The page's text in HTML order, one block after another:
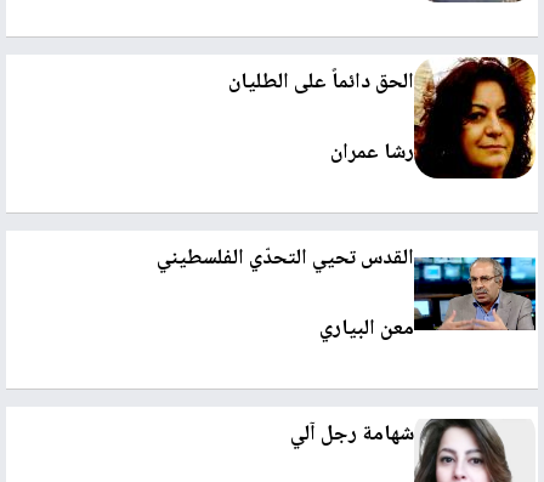
الحق دائماً على الطليان
رشا عمران
القدس تحيي التحدّي الفلسطيني
معن البياري
شهامة رجل آلي